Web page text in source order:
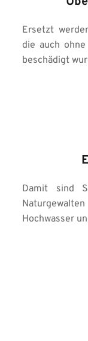
Ersetzt
die auch
beschädigt
Damit sind
Hochwasser